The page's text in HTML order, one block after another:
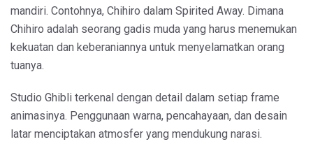
mandiri. Contohnya, Chihiro dalam Spirited Away. Dimana
Chihiro adalah seorang gadis muda yang harus menemukan
kekuatan dan keberaniannya untuk menyelamatkan orang
tuanya.
Studio Ghibli terkenal dengan detail dalam setiap frame
animasinya. Penggunaan warna, pencahayaan, dan desain
latar menciptakan atmosfer yang mendukung narasi.